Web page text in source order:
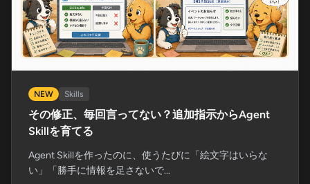
NEW Skills
その修正、毎回言ってない？追加指示からAgent
Skillを育てる
Agent Skillを作ったのに、使うたびに「絵文字はいらな
い」「勝手に情報を足さないで...